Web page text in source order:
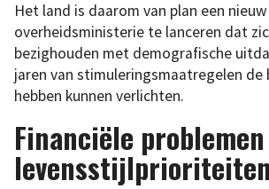
Het land is daarom van plan een nieuw
overheidsministerie te lanceren dat
bezighouden met demografische
jaren van stimuleringsmaatregelen de
hebben kunnen verlichten.
Financiële
levensstijlprioriteiten